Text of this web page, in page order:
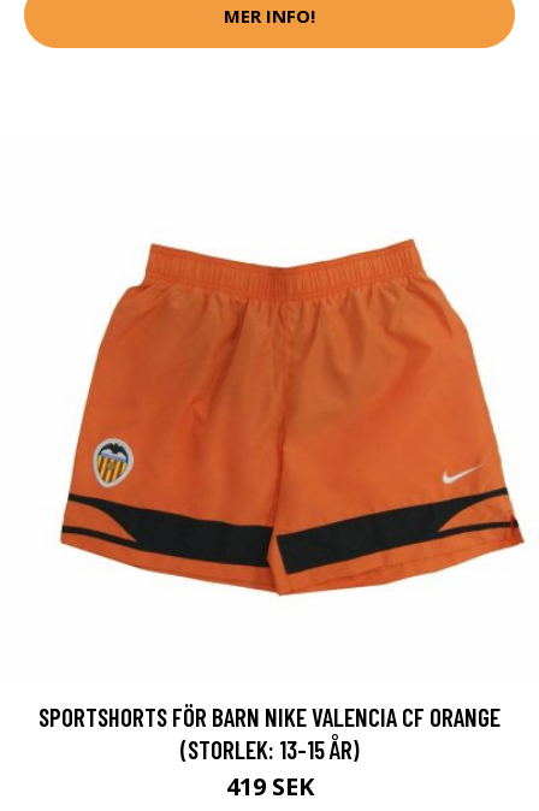
MER INFO!
SPORTSHORTS FÖR BARN NIKE VALENCIA CF ORANGE
(STORLEK: 13-15 ÅR)
419 SEK